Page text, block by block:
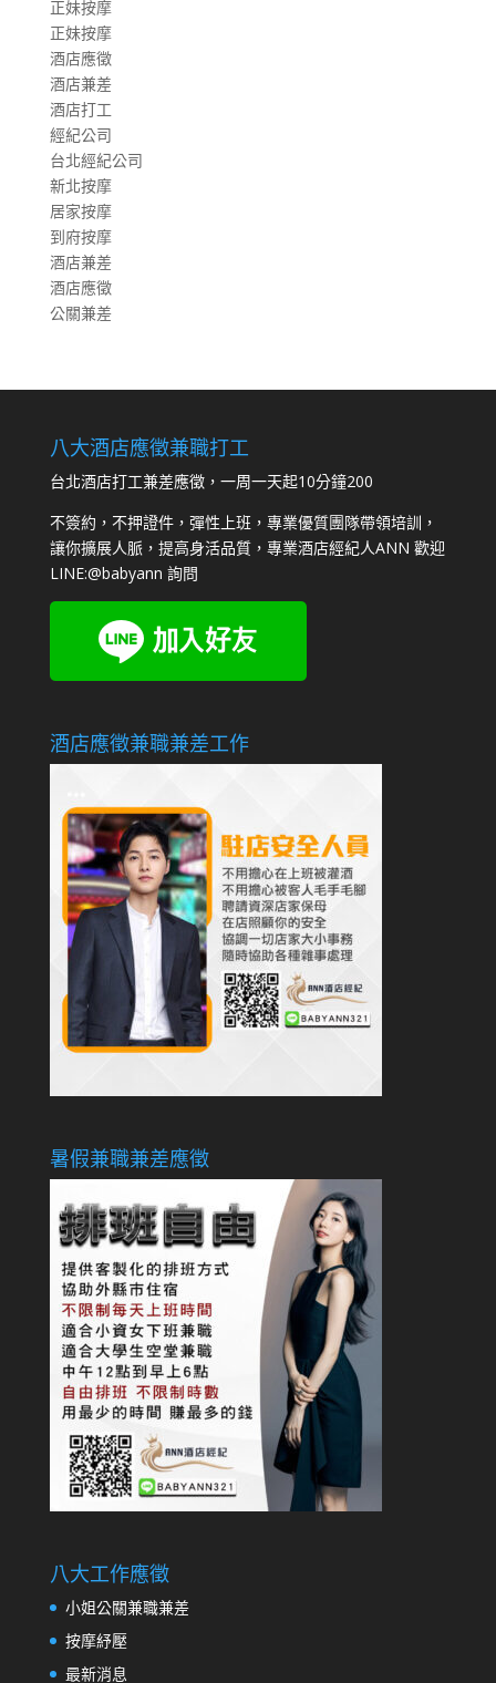
正妹按摩
正妹按摩
酒店應徵
酒店兼差
酒店打工
經紀公司
台北經紀公司
新北按摩
居家按摩
到府按摩
酒店兼差
酒店應徵
公關兼差
八大酒店應徵兼職打工
台北酒店打工兼差應徵，一周一天起10分鐘200
不簽約，不押證件，彈性上班，專業優質團隊帶領培訓，
讓你擴展人脈，提高身活品質，專業酒店經紀人ANN 歡迎
LINE:@babyann 詢問
酒店應徵兼職兼差工作
暑假兼職兼差應徵
八大工作應徵
小姐公關兼職兼差
按摩紓壓
最新消息